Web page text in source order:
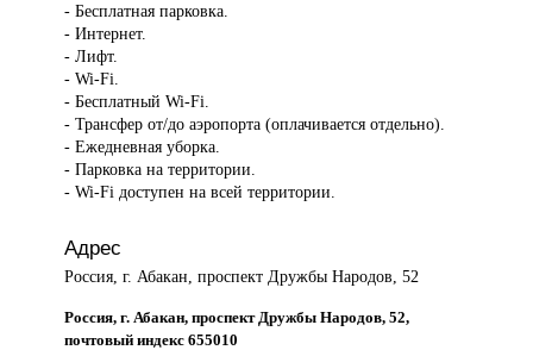
- Бесплатная парковка.
- Интернет.
- Лифт.
- Wi-Fi.
- Бесплатный Wi-Fi.
- Трансфер от/до аэропорта (оплачивается отдельно).
- Ежедневная уборка.
- Парковка на территории.
- Wi-Fi доступен на всей территории.
Адрес
Россия, г. Абакан, проспект Дружбы Народов, 52
Россия, г. Абакан, проспект Дружбы Народов, 52,
почтовый индекс 655010